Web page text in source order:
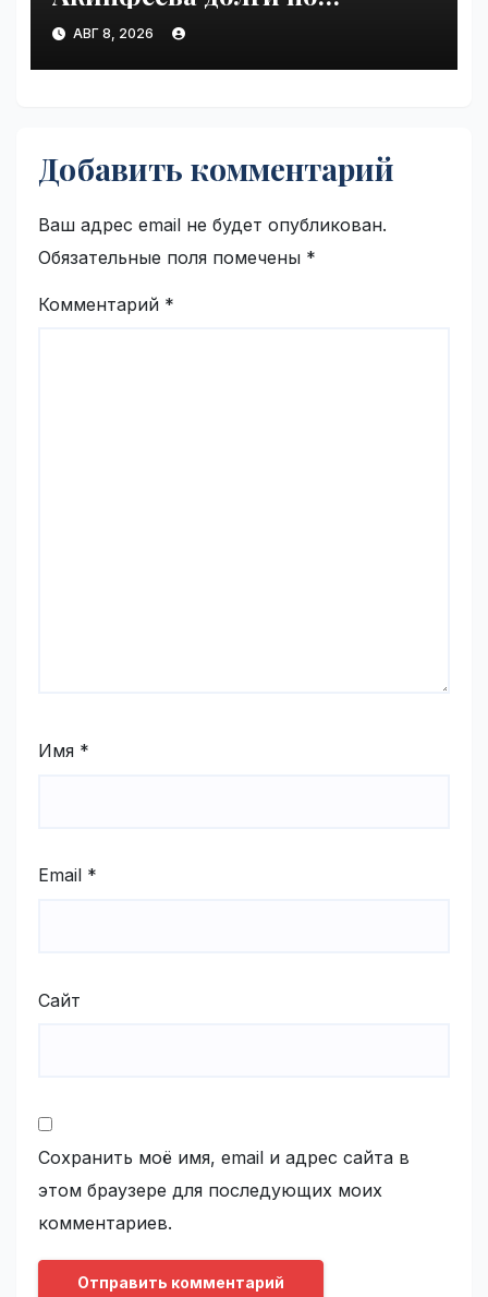
коммунальным платежам |
VseTime.ru
АВГ 8, 2026
Добавить комментарий
Ваш адрес email не будет опубликован.
Обязательные поля помечены *
Комментарий *
Имя *
Email *
Сайт
Сохранить моё имя, email и адрес сайта в
этом браузере для последующих моих
комментариев.